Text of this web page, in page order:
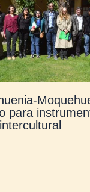
para